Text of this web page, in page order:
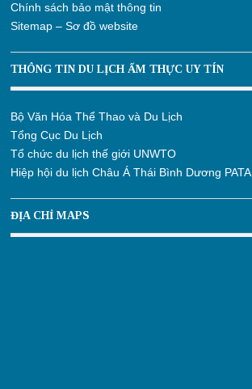
Chính sách bảo mật thông tin
Sitemap – Sơ đồ website
THÔNG TIN DU LỊCH ẨM THỰC UY TÍN
Bộ Văn Hóa Thể Thao và Du Lịch
Tổng Cục Du Lịch
Tổ chức du lịch thế giới UNWTO
Hiệp hội du lịch Châu Á Thái Bình Dương PATA
ĐỊA CHỈ MAPS